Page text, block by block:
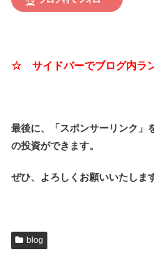
☆ サイドバーでブログ内ラ
最後に、「スポンサーリンク」
の投資ができます。
ぜひ、よろしくお願いいた
blog